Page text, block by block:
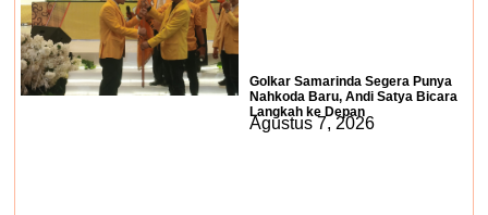
Golkar Samarinda Segera Punya
Nahkoda Baru, Andi Satya Bicara
Langkah ke Depan
Agustus 7, 2026